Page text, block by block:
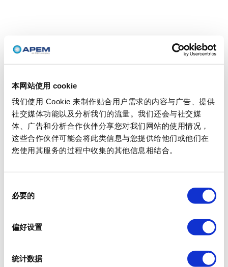
本网站使用 cookie
我们使用 Cookie 来制作贴合用户需求的内容与广告、提供
社交媒体功能以及分析我们的流量。我们还会与社交媒
体、广告和分析合作伙伴分享您对我们网站的使用情况，
这些合作伙伴可能会将此类信息与您提供给他们或他们在
您使用其服务的过程中收集的其他信息相结合。
必要的
偏好设置
统计数据